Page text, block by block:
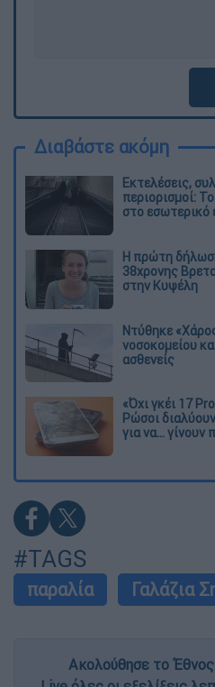
Διαβάστε ακόμη
Εκτελέσεις,
περιορισμοί:
στο εσωτερικό
Η πρώτη
38χρονης
στην Κυψέλη
Ντύθηκε
νοσοκομείου
ασθενείς
«Όχι γκέι 17
Ρώσοι
για να... γίνουν
#TAGS
παραλία Γαλάζια
Ακολούθησε το